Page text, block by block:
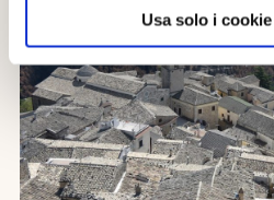
Usa solo i